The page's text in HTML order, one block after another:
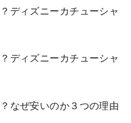
ディズニーカチューシャ
ディズニーカチューシャ
なぜ安いのか３つの理由